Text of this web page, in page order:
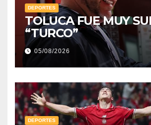
DEPORTES
TOLUCA FUE MUY
“TURCO”
05/08/2026
DEPORTES